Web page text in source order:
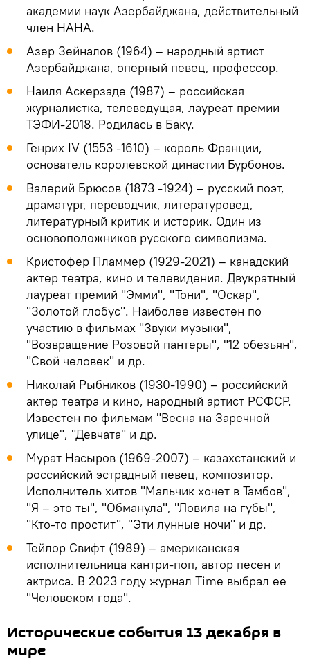
академии наук Азербайджана, действительный
член НАНА.
Азер Зейналов (1964) – народный артист
Азербайджана, оперный певец, профессор.
Наиля Аскерзаде (1987) – российская
журналистка, телеведущая, лауреат премии
ТЭФИ-2018. Родилась в Баку.
Генрих IV (1553 -1610) – король Франции,
основатель королевской династии Бурбонов.
Валерий Брюсов (1873 -1924) – русский поэт,
драматург, переводчик, литературовед,
литературный критик и историк. Один из
основоположников русского символизма.
Кристофер Пламмер (1929-2021) – канадский
актер театра, кино и телевидения. Двукратный
лауреат премий "Эмми", "Тони", "Оскар",
"Золотой глобус". Наиболее известен по
участию в фильмах "Звуки музыки",
"Возвращение Розовой пантеры", "12 обезьян",
"Свой человек" и др.
Николай Рыбников (1930-1990) – российский
актер театра и кино, народный артист РСФСР.
Известен по фильмам "Весна на Заречной
улице", "Девчата" и др.
Мурат Насыров (1969-2007) – казахстанский и
российский эстрадный певец, композитор.
Исполнитель хитов "Мальчик хочет в Тамбов",
"Я – это ты", "Обманула", "Ловила на губы",
"Кто-то простит", "Эти лунные ночи" и др.
Тейлор Свифт (1989) – американская
исполнительница кантри-поп, автор песен и
актриса. В 2023 году журнал Time выбрал ее
"Человеком года".
Исторические события 13 декабря в
мире